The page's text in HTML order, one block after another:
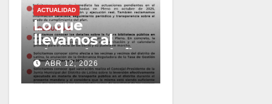
ACTUALIDAD
Lo que
llevamos al
Pleno de abril
2026
ABR 12, 2026